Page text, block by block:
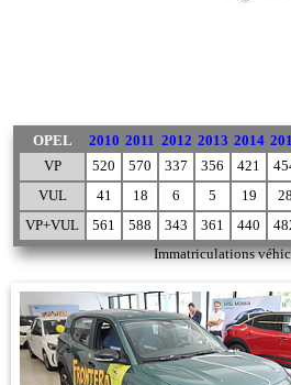
Immatriculations
OPEL 2010 2011 2012 2013 2014
VP
520 570 337 356 421
VUL
41 18 6 5 19 28
VP+VUL
561 588 343 361 440